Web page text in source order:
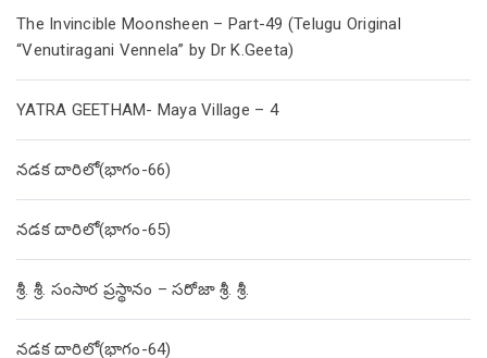
The Invincible Moonsheen – Part-49 (Telugu Original
“Venutiragani Vennela” by Dr K.Geeta)
YATRA GEETHAM- Maya Village – 4
నడక దారిలో(భాగం-66)
నడక దారిలో(భాగం-65)
శ్రీ. శ్రీ. సంసార ప్రస్థానం – సరోజా శ్రీ. శ్రీ.
నడక దారిలో(భాగం-64)